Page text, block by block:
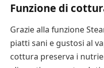
Funzione di
Grazie alla funzione
piatti sani e gustosi al
cottura preserva i